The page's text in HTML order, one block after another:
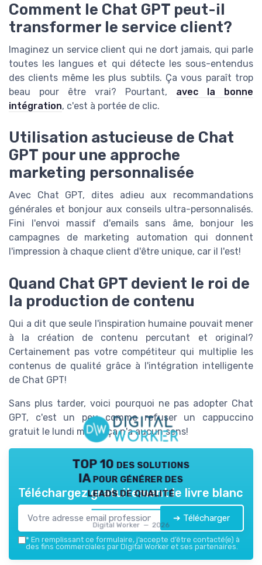
Comment le Chat GPT peut-il
transformer le service client?
Imaginez un service client qui ne dort jamais, qui parle
toutes les langues et qui détecte les sous-entendus
des clients même les plus subtils. Ça vous paraît trop
beau pour être vrai? Pourtant, avec la bonne
intégration, c'est à portée de clic.
Utilisation astucieuse de Chat
GPT pour une approche
marketing personnalisée
Avec Chat GPT, dites adieu aux recommandations
générales et bonjour aux conseils ultra-personnalisés.
Fini l'envoi massif d'emails sans âme, bonjour les
campagnes de marketing automation qui donnent
l'impression à chaque client d'être unique, car il l'est!
Quand Chat GPT devient le roi de
la production de contenu
Qui a dit que seule l'inspiration humaine pouvait mener
à la création de contenu percutant et original?
Certainement pas votre compétiteur qui multiplie les
contenus de qualité grâce à l'intégration intelligente
de Chat GPT!
Sans plus tarder, voici pourquoi ne pas adopter Chat
GPT, c'est un peu comme refuser un cappuccino
gratuit le lundi matin; ça n'a aucun sens!
TOP 10 des solutions
IA pour générer des
leads de qualité
Digital Worker — 2026
Téléchargez gratuitement le livre blanc
➔ Télécharger
* En remplissant ce formulaire, j’accepte d’être contacté(e) à
des fins commerciales par Digital Worker et ses partenaires.